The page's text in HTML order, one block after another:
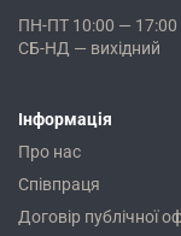
ПН-ПТ 10:00 — 17:00
СБ-НД — вихідний
Інформація
Про нас
Співпраця
Договір публічної